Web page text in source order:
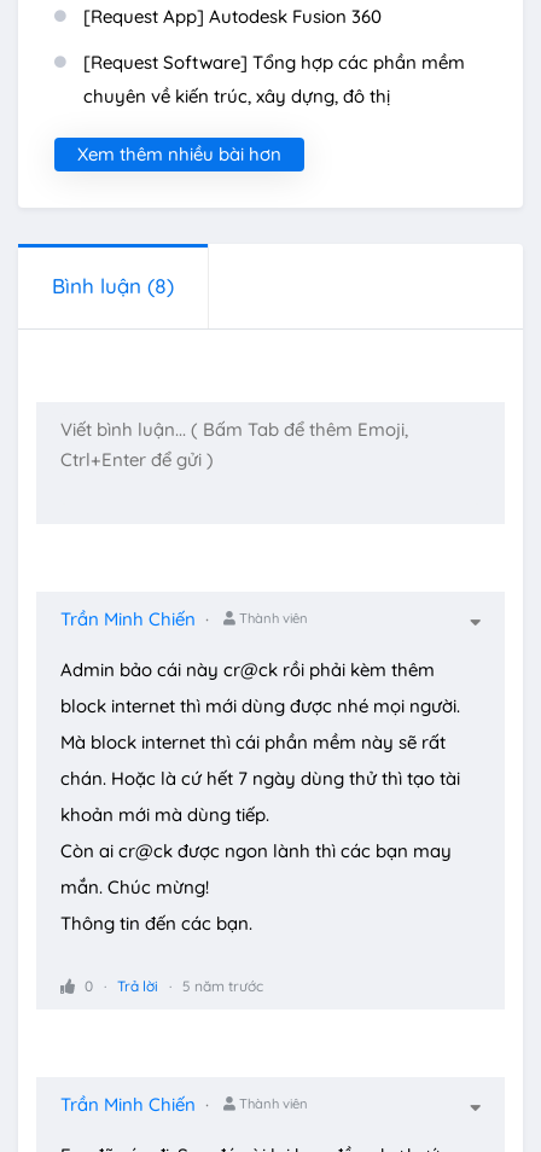
[Request App] Autodesk Fusion 360
[Request Software] Tổng hợp các phần mềm
chuyên về kiến trúc, xây dựng, đô thị
Xem thêm nhiều bài hơn
Bình luận (8)
Trần Minh Chiến Thành viên
Admin bảo cái này cr@ck rồi phải kèm thêm
block internet thì mới dùng được nhé mọi người.
Mà block internet thì cái phần mềm này sẽ rất
chán. Hoặc là cứ hết 7 ngày dùng thử thì tạo tài
khoản mới mà dùng tiếp.
Còn ai cr@ck được ngon lành thì các bạn may
mắn. Chúc mừng!
Thông tin đến các bạn.
0 Trả lời 5 năm trước
Trần Minh Chiến Thành viên